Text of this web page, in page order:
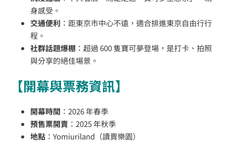
身感受。
交通便利 ：距東京市中心不遠，適合排進東京自由行行
程。
社群話題爆棚 ：超過 600 隻寶可夢登場，是打卡、拍照
與分享的絕佳場景。
【開幕與票務資訊】
開幕時間 ：2026 年春季
預售票開賣 ：2025 年秋季
地點 ：Yomiuriland（讀賣樂園）